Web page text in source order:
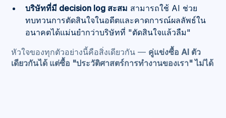
บริษัทที่มี decision log สะสม สามารถใช้ AI ช่วย
ทบทวนการตัดสินใจในอดีตและคาดการณ์ผลลัพธ์ใน
อนาคตได้แม่นยำกว่าบริษัทที่ "ตัดสินใจแล้วลืม"
หัวใจของทุกตัวอย่างนี้คือสิ่งเดียวกัน — คู่แข่งซื้อ AI ตัว
เดียวกันได้ แต่ซื้อ "ประวัติศาสตร์การทำงานของเรา" ไม่ได้